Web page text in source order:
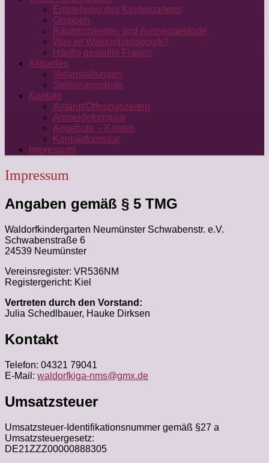
Entstehung des Kindergartens
Gruppen
Räumlichkeiten und Aussengelände
Was ist Waldorfpädagogik?
Häufig gestellte Fragen
Aktuelles
Veranstaltungen
Stellenangebote
Kontakt
Anfahrt/Öffnungszeiten
Anmeldeformular
Angebote – Kosten
Kontaktformular
Impressum
Impressum
Angaben gemäß § 5 TMG
Waldorfkindergarten Neumünster Schwabenstr. e.V.
Schwabenstraße 6
24539 Neumünster
Vereinsregister: VR536NM
Registergericht: Kiel
Vertreten durch den Vorstand:
Julia Schedlbauer, Hauke Dirksen
Kontakt
Telefon: 04321 79041
E-Mail: waldorfkiga-nms@gmx.de
Umsatzsteuer
Umsatzsteuer-Identifikationsnummer gemäß §27 a
Umsatzsteuergesetz:
DE21ZZZ00000888305